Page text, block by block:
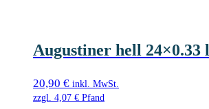
Augustiner hell 24×0.33 l
20,90 € inkl. MwSt.
zzgl. 4,07 € Pfand